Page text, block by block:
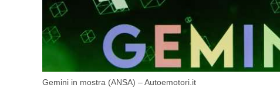
Gemini in mostra (ANSA) – Autoemotori.it